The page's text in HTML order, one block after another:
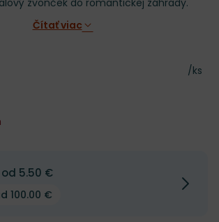
zvonček do romantickej záhrady.
Čítať viac
Cena
/ks
5.50 €
100.00 €